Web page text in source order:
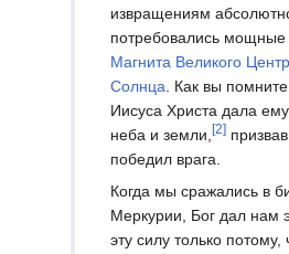
извращениям
потребовались мощные
Магнита Великого
Солнца . Как вы
Иисуса Христа дала ему
неба и земли, [2]
победил врага.
Когда мы сражались в
Меркурии, Бог дал нам
эту силу только потому,